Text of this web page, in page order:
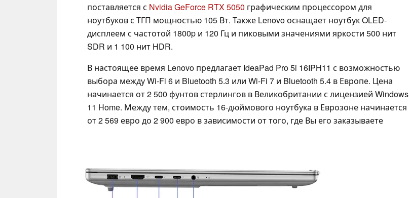
поставляется с Nvidia GeForce RTX 5050 графическим процессором для
ноутбуков с ТГП мощностью 105 Вт. Также Lenovo оснащает ноутбук OLED-
дисплеем с частотой 1800p и 120 Гц и пиковыми значениями яркости 500 нит
SDR и 1 100 нит HDR.
В настоящее время Lenovo предлагает IdeaPad Pro 5i 16IPH11 с возможностью
выбора между Wi-Fi 6 и Bluetooth 5.3 или Wi-Fi 7 и Bluetooth 5.4 в Европе. Цена
начинается от 2 500 фунтов стерлингов в Великобритании с лицензией Windows
11 Home. Между тем, стоимость 16-дюймового ноутбука в Еврозоне начинается
от 2 569 евро до 2 900 евро в зависимости от того, где Вы его заказываете